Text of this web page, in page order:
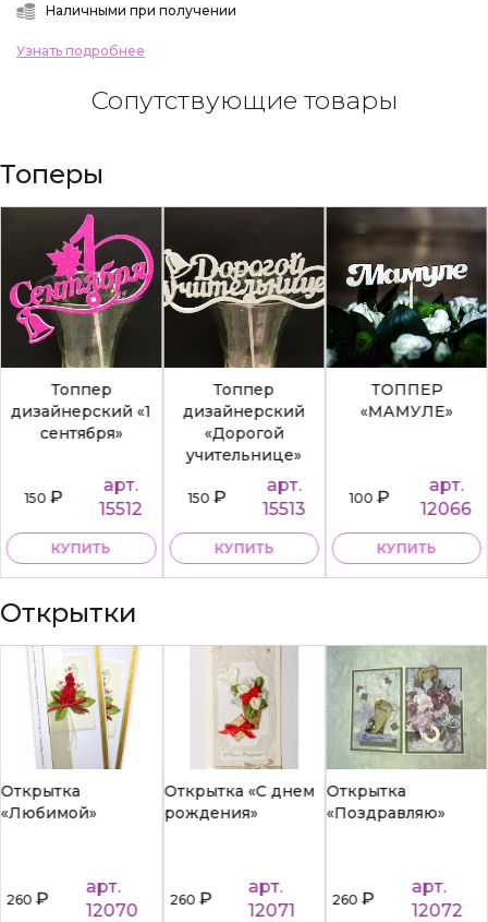
Наличными при получении
Узнать подробнее
Сопутствующие товары
Топеры
Топпер
дизайнерский «1
сентября»
150₽
арт.
15512
КУПИТЬ
Топпер
дизайнерский
«Дорогой
учительнице»
150₽
арт.
15513
КУПИТЬ
ТОППЕР
«МАМУЛЕ»
100₽
арт.
12066
КУПИТЬ
Открытки
Открытка
«Любимой»
260₽
арт.
12070
Открытка «С днем
рождения»
260₽
арт.
12071
Открытка
«Поздравляю»
260₽
арт.
12072